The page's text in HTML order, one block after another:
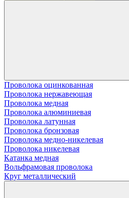
Проволока оцинкованная
Проволока нержавеющая
Проволока медная
Проволока алюминиевая
Проволока латунная
Проволока бронзовая
Проволока медно-никелевая
Проволока никелевая
Катанка медная
Вольфрамовая проволока
Круг металлический